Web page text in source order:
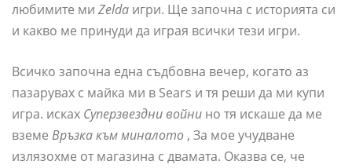
любимите ми Zelda игри. Ще започна с историята си
и какво ме принуди да играя всички тези игри.
Всичко започна една съдбовна вечер, когато аз
пазарувах с майка ми в Sears и тя реши да ми купи
игра. исках Суперзвездни войни но тя искаше да ме
вземе Връзка към миналото , За мое учудване
излязохме от магазина с двамата. Оказва се, че